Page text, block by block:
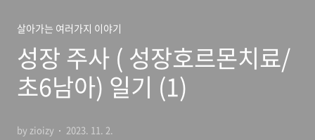
살아가는 여러가지 이야기
성장 주사 ( 성장호르몬치료/
초6남아) 일기 (1)
by zioizy 2023. 11. 2.